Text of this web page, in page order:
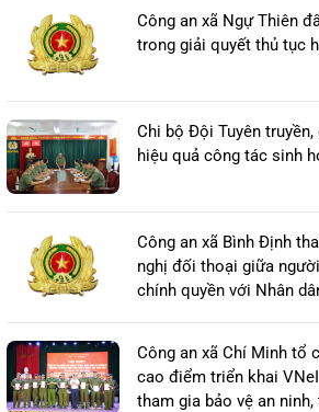
Công an xã Ngự Thiên
trong giải quyết thủ tục
Chi bộ Đội Tuyên
hiệu quả công tác sinh
Công an xã Bình Định
nghị đối thoại giữa
chính quyền với Nhân
Công an xã Chí Minh tổ
cao điểm triển khai
tham gia bảo vệ an